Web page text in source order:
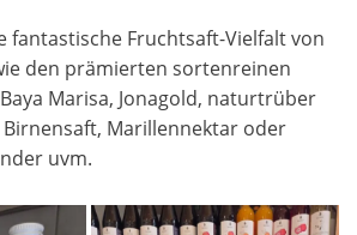
fantastische Fruchtsaft-Vielfalt von
den prämierten sortenreinen
Marisa, Jonagold, naturtrüber
Birnensaft, Marillennektar oder
uvm.